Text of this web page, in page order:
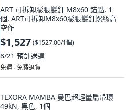
ART 可拆卸膨脹巖釘 M8x60 錨點, 1
個, ART可拆卸M8x60膨脹巖釘螺絲高
空作
$1,527 ($1527.00/1個)
8/21 預計送達
免運 ∙ 免費退貨
TEXORA MAMBA 曼巴超輕量扁帶環
49kN, 黑色, 1個